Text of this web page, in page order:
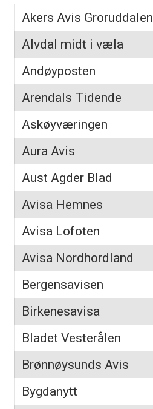
Akers Avis Groruddalen
Alvdal midt i væla
Andøyposten
Arendals Tidende
Askøyværingen
Aura Avis
Aust Agder Blad
Avisa Hemnes
Avisa Lofoten
Avisa Nordhordland
Bergensavisen
Birkenesavisa
Bladet Vesterålen
Brønnøysunds Avis
Bygdanytt